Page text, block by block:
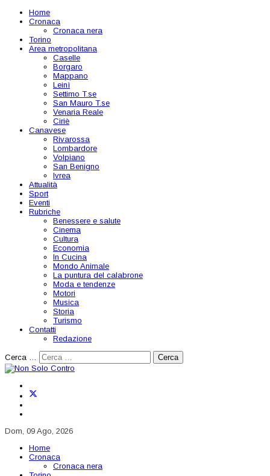
Home
Cronaca
Cronaca nera
Torino
Area metropolitana
Caselle
Borgaro
Mappano
Leinì
Settimo T.se
San Mauro T.se
Venaria Reale
Ciriè
Canavese
Rivarossa
Lombardore
Volpiano
San Benigno
Ivrea
Attualità
Sport
Eventi
Rubriche
Benessere e salute
Cinema
Cultura
Economia
In Cucina
Mondo Animale
La puntura del calabrone
Moda e tendenze
Motori
Musica
Storia
Turismo
Contatti
Redazione
Cerca … Cerca
Dom, 09 Ago, 2026
Home
Cronaca
Cronaca nera